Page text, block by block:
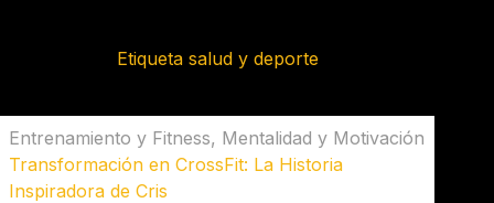
Etiquetasalud y deporte
Entrenamiento y Fitness, Mentalidad y Motivación
Transformación en CrossFit: La Historia
Inspiradora de Cris